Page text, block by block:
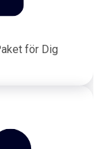
för Dig